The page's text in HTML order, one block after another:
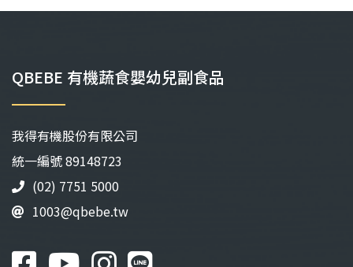
QBEBE 有機蔬食嬰幼兒副食品
我得有機股份有限公司
統⼀編號 89148723
(02) 7751 5000
1003@qbebe.tw